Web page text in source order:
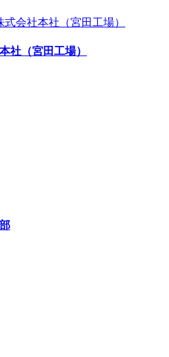
社（宮田工場）